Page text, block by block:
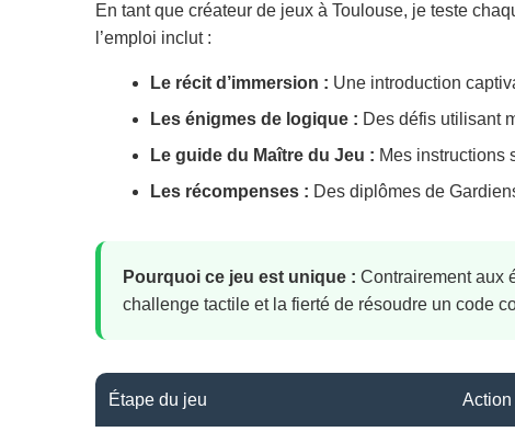
En tant que créateur de jeux à Toulouse, je teste
l’emploi inclut :
Le récit d’immersion : Une introduction
Les énigmes de logique : Des défis utilisant
Le guide du Maître du Jeu : Mes instructions
Les récompenses : Des diplômes de
Pourquoi ce jeu est unique : Contrairement aux
challenge tactile et la fierté de résoudre un code
Étape du jeu Action